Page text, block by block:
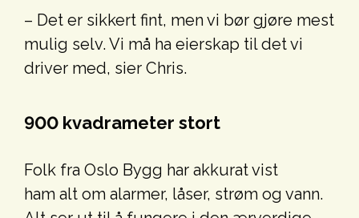
– Det er sikkert fint, men vi bør gjøre mest
mulig selv. Vi må ha eierskap til det vi
driver med, sier Chris.
900 kvadrameter stort
Folk fra Oslo Bygg har akkurat vist
ham alt om alarmer, låser, strøm og vann.